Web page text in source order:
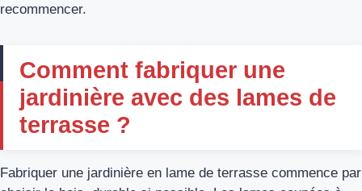
recommencer.
Comment fabriquer une
jardinière avec des lames de
terrasse ?
Fabriquer une jardinière en lame de terrasse commence par